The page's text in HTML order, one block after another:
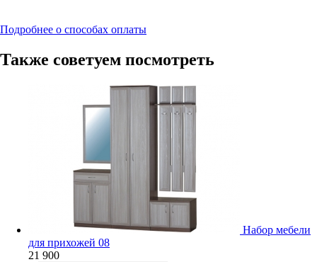
Подробнее о способах оплаты
Также советуем посмотреть
Набор мебели
для прихожей 08
21 900